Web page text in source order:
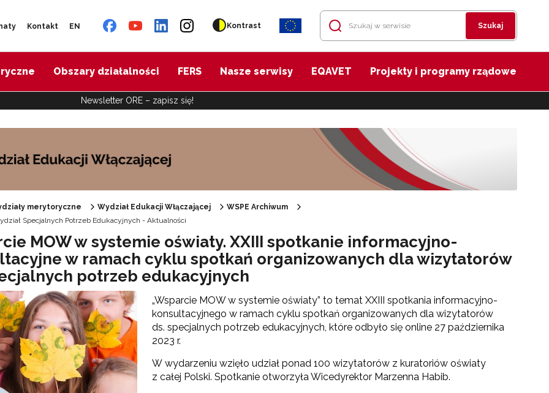
Kontakt EN Kontrast Szukaj
Obszary działalności FERS Nasze serwisy EQAVET Projekty i programy rządowe
Newsletter ORE – zapisz się!
zasoby edukacyjne"
merytoryczne Wydział Edukacji Włączającej
WSPE Archiwum
Specjalnych Potrzeb Edukacyjnych - Aktualności
MOW w systemie oświaty. XXIII spotkanie informacyjno-
w ramach cyklu spotkań organizowanych dla wizytatorów
potrzeb edukacyjnych
„Wsparcie MOW w systemie oświaty” to temat XXIII spotkania informacyjno-
konsultacyjnego w ramach cyklu spotkań organizowanych dla wizytatorów
ds. specjalnych potrzeb edukacyjnych, które odbyło się online 27 października
2023 r.
W wydarzeniu wzięło udział ponad 100 wizytatorów z kuratoriów oświaty
z całej Polski. Spotkanie otworzyła Wicedyrektor Marzenna Habib.